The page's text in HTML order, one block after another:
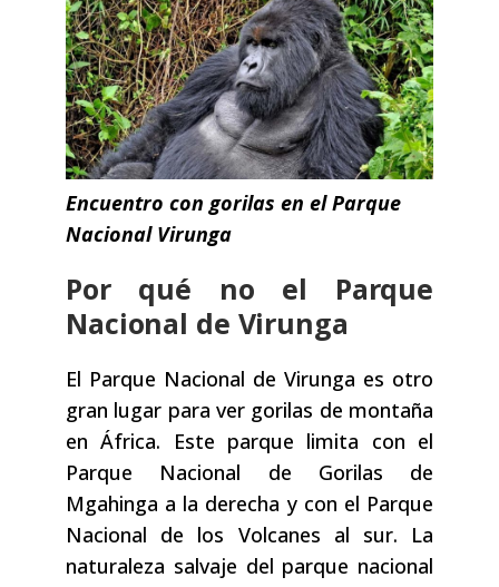
Encuentro con gorilas en el Parque
Nacional Virunga
Por qué no el Parque
Nacional de Virunga
El Parque Nacional de Virunga es otro
gran lugar para ver gorilas de montaña
en África. Este parque limita con el
Parque Nacional de Gorilas de
Mgahinga a la derecha y con el Parque
Nacional de los Volcanes al sur. La
naturaleza salvaje del parque nacional